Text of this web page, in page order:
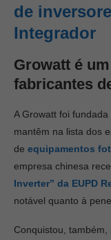
de
Integrador
Growatt é
fabricantes
A Growatt foi
mantêm na lista dos
de equipamentos
empresa chinesa
Inverter” da EUPD
notável quanto à
Conquistou,